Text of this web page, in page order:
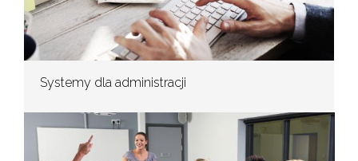
Systemy dla administracji